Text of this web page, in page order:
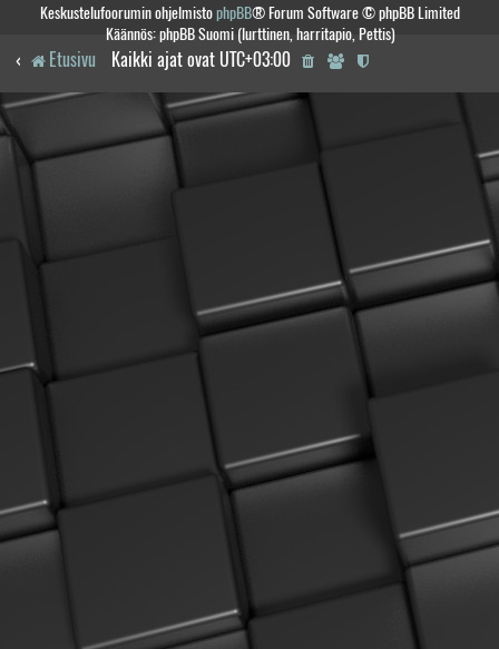
Keskustelufoorumin ohjelmistophpBB® Forum Software © phpBB Limited
Käännös: phpBB Suomi (lurttinen, harritapio, Pettis)
Etusivu Kaikki ajat ovat UTC+03:00